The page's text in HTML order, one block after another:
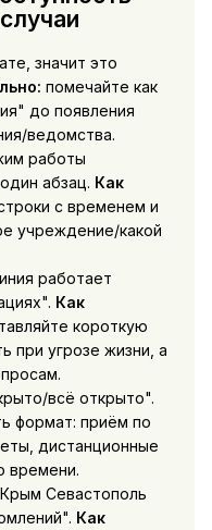
значит это
помечайте как
до появления
ведомства.
работы
абзац. Как
с временем и
учреждение/какой
работает
Как
короткую
при угрозе жизни, а
всё открыто".
формат: приём по
дистанционные
времени.
Севастополь
Как